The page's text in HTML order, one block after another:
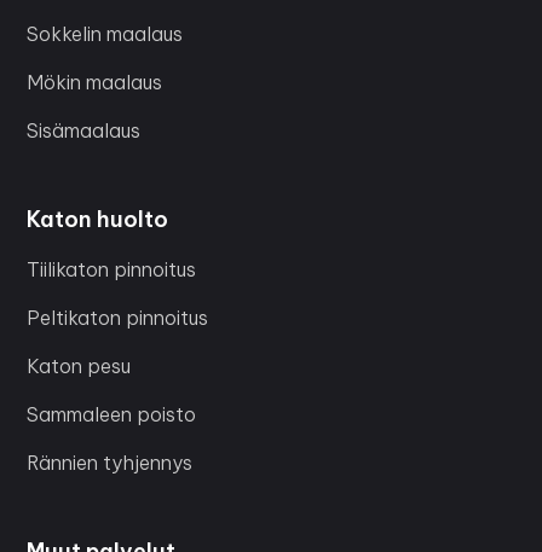
Sokkelin maalaus
Mökin maalaus
Sisämaalaus
Katon huolto
Tiilikaton pinnoitus
Peltikaton pinnoitus
Katon pesu
Sammaleen poisto
Rännien tyhjennys